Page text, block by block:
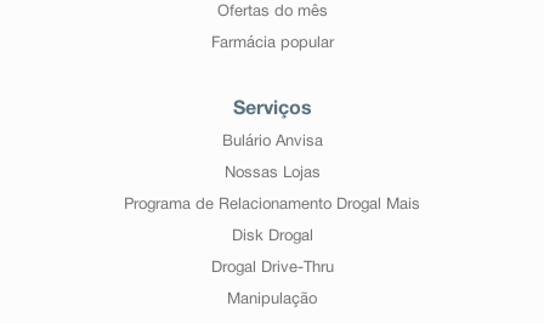
Ofertas do mês
Farmácia popular
Serviços
Bulário Anvisa
Nossas Lojas
Programa de Relacionamento Drogal Mais
Disk Drogal
Drogal Drive-Thru
Manipulação